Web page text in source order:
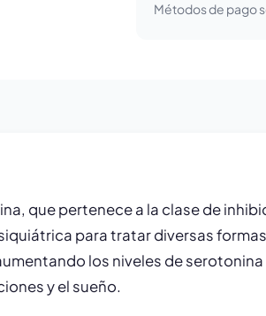
Métodos de pago
que pertenece a la clase de
para tratar diversas
los niveles de
y el sueño.